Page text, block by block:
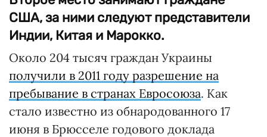
США, за ними следуют представители
Индии, Китая и Марокко.
Около 204 тысяч граждан Украины
получили в 2011 году разрешение на
пребывание в странах Евросоюза. Как
стало известно из обнародованного 17
июня в Брюсселе годового доклада